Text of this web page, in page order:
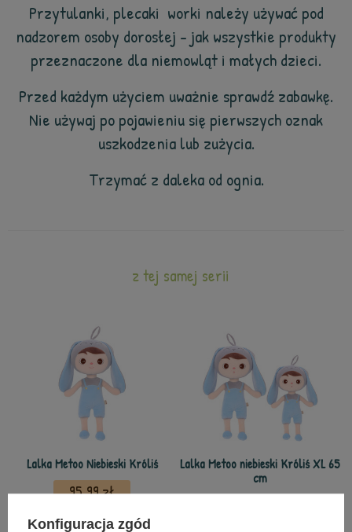
Przytulanki, plecaki worki należy używać pod
nadzorem osoby dorosłej - jak wszystkie produkty
przeznaczone dla niemowląt i małych dzieci.
Przed każdym użyciem uważnie sprawdź zabawkę.
Nie używaj po pojawieniu się pierwszych oznak
uszkodzenia lub zużycia.
Trzymać z daleka od ognia.
z tej samej serii
Lalka Metoo Niebieski Króliś
95,99 zł
Lalka Metoo niebieski Króliś XL 65
cm
Konfiguracja zgód